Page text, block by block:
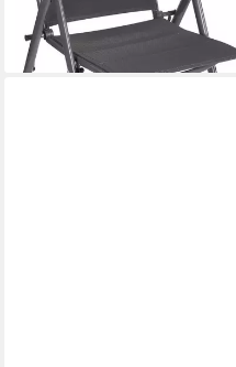
lieferbar - in 2-3 Werktagen bei dir